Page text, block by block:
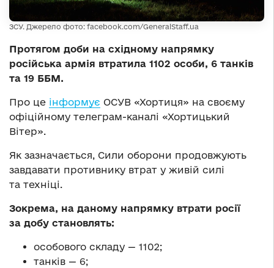
ЗСУ. Джерело фото: facebook.com/GeneralStaff.ua
Протягом доби на східному напрямку
російська армія втратила 1102 особи, 6 танків
та 19 ББМ.
Про це інформує ОСУВ «Хортиця» на своєму
офіційному телеграм-каналі «Хортицький
Вітер».
Як зазначається, Сили оборони продовжують
завдавати противнику втрат у живій силі
та техніці.
Зокрема, на даному напрямку втрати росії
за добу становлять:
особового складу — 1102;
танків — 6;